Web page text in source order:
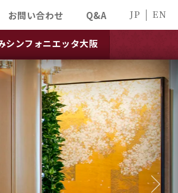
お問い合わせ Q&A JP EN
シンフォニエッタ大阪